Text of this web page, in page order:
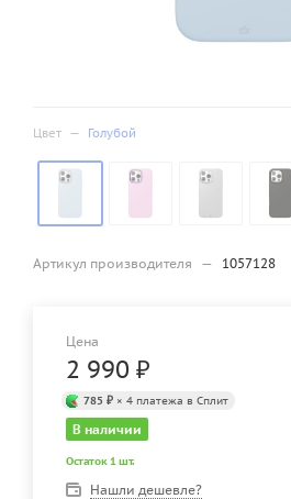
Цвет — Голубой
Артикул производителя — 1057128
Цена
2 990 ₽
785 ₽ × 4 платежа в Сплит
В наличии
Остаток 1 шт.
Нашли дешевле?